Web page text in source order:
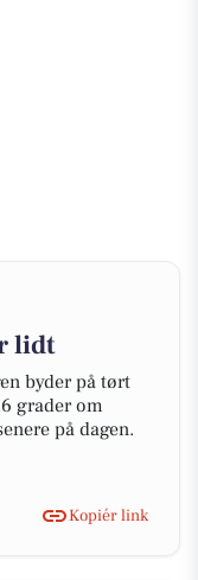
lidt
byder på tørt
grader om
på dagen.
Kopiér link